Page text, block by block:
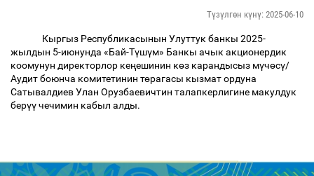
Түзүлгөн күнү: 2025-06-10
Кыргыз Республикасынын Улуттук банкы 2025-
жылдын 5-июнунда «Бай-Түшүм» Банкы ачык акционердик
коомунун директорлор кеңешинин көз карандысыз мүчөсү/
Аудит боюнча комитетинин төрагасы кызмат ордуна
Сатывалдиев Улан Орузбаевичтин талапкерлигине макулдук
берүүчечимин кабыл алды.